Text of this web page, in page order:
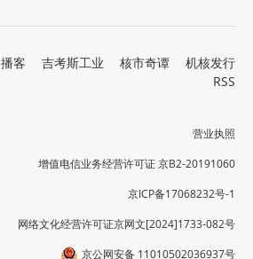
播客 吉考斯工业 核市奇谭
机核发行
RSS
营业执照
增值电信业务经营许可证 京B2-20191060
京ICP备17068232号-1
网络文化经营许可证京网文[2024]1733-082号
京公网安备 11010502036937号